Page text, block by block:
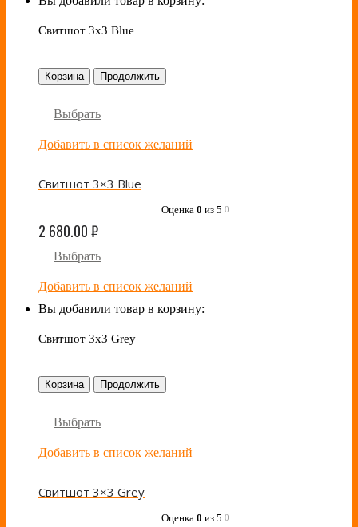
Свитшот 3x3 Blue
Корзина Продолжить
Выбрать
Добавить в список желаний
Свитшот 3×3 Blue
Оценка 0 из 5 0
2 680.00₽
Выбрать
Добавить в список желаний
Вы добавили товар в корзину:
Свитшот 3x3 Grey
Корзина Продолжить
Выбрать
Добавить в список желаний
Свитшот 3×3 Grey
Оценка 0 из 5 0